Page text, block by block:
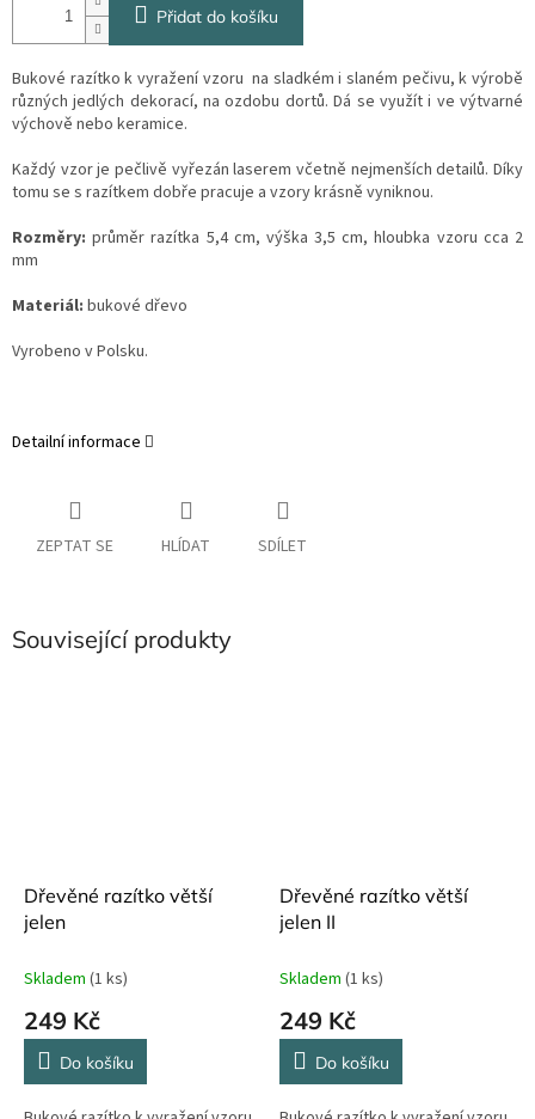
Přidat do košíku
Bukové razítko k vyražení vzoru na sladkém i slaném pečivu, k výrobě
různých jedlých dekorací, na ozdobu dortů. Dá se využít i ve výtvarné
výchově nebo keramice.
Každý vzor je pečlivě vyřezán laserem včetně nejmenších detailů. Díky
tomu se s razítkem dobře pracuje a vzory krásně vyniknou.
Rozměry: průměr razítka 5,4 cm, výška 3,5 cm, hloubka vzoru cca 2
mm
Materiál: bukové dřevo
Vyrobeno v Polsku.
Detailní informace
ZEPTAT SE HLÍDAT SDÍLET
Související produkty
Dřevěné razítko větší
jelen
Skladem (1 ks)
249 Kč
Do košíku
Dřevěné razítko větší
jelen II
Skladem (1 ks)
249 Kč
Do košíku